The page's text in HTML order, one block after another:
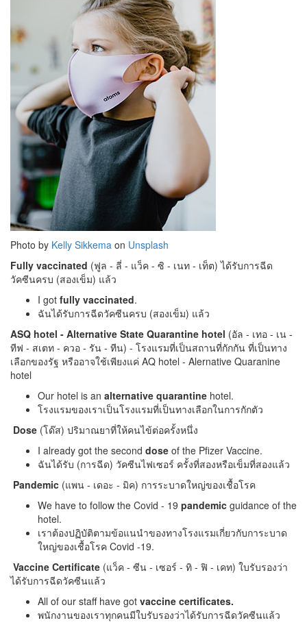
Photo by Kelly Sikkema on Unsplash
Fully vaccinated (ฟูล - ลี่ - แว็ค - ซิ - เนท - เท็ต) ได้รับการฉีด
วัคซีนครบ (สองเข็ม) แล้ว
I got fully vaccinated.
ฉันได้รับการฉีดวัคซีนครบ (สองเข็ม) แล้ว
ASQ hotel - Alternative State Quarantine hotel (อัล - เทอ - เน -
ทีฟ - สเตท - ควอ - รัน - ทีน) - โรงแรมที่เป็นสถานที่กักกัน ที่เป็นทาง
เลือกของรัฐ หรืออาจใช้เพียงแค่ AQ hotel - Alernative Quaranine
hotel
Our hotel is an alternative quarantine hotel.
โรงแรมของเราเป็นโรงแรมที่เป็นทางเลือกในการกักตัว
Dose (โด๊ส) ปริมาณยาที่ให้คนไข้ต่อครั้งหนึ่ง
I already got the second dose of the Pfizer Vaccine.
ฉันได้รับ (การฉีด) วัคซีนไฟเซอร์ ครั้งที่สองหรือเข็มที่สองแล้ว
Pandemic (แพน - เดอะ - มิค) การระบาดใหญ่ของเชื้อโรค
We have to follow the Covid - 19 pandemic guidance of the
hotel.
เราต้องปฏิบัติตามข้อแนนำของทางโรงแรมเกี่ยวกับการะบาด
ใหญ่ของเชื้อโรค Covid -19.
Vaccine Certificate (แว็ค - ซีน - เซอร์ - ทิ - ฟิ - เคท) ใบรับรองว่า
ได้รับการฉีดวัคซีนแล้ว
All of our staff have got vaccine certificates.
พนักงานของเราทุกคนมีใบรับรองว่าได้รับการฉีดวัคซีนแล้ว